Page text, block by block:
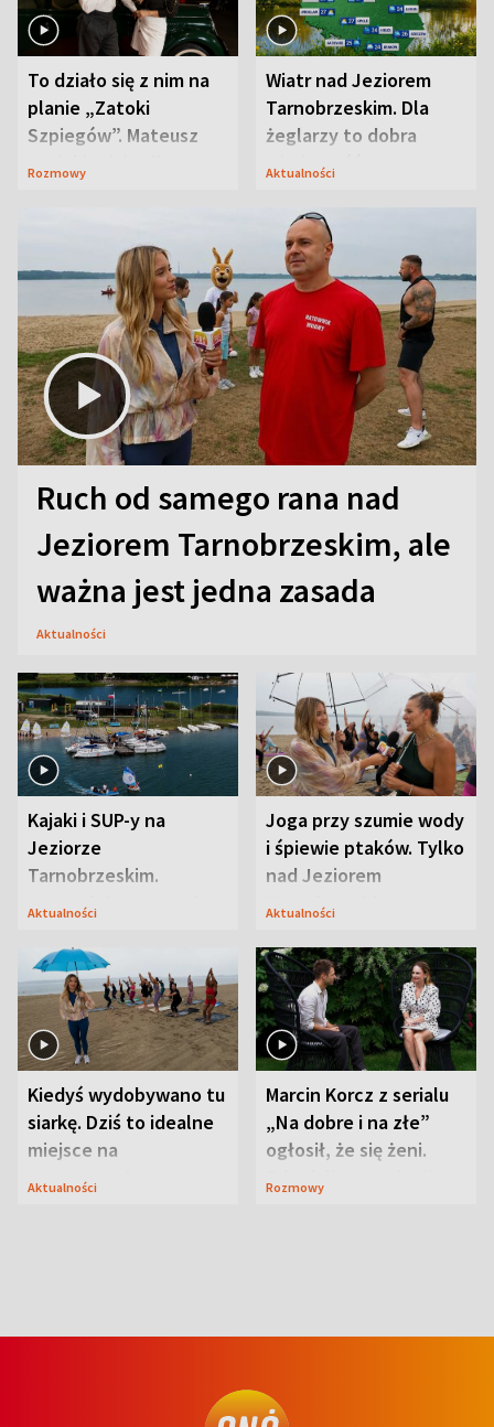
To działo się z nim na
planie „Zatoki
Szpiegów”. Mateusz
Janicki odsłonił
Rozmowy
Wiatr nad Jeziorem
Tarnobrzeskim. Dla
żeglarzy to dobra
wiadomość
Aktualności
Ruch od samego rana nad
Jeziorem Tarnobrzeskim, ale
ważna jest jedna zasada
Aktualności
Kajaki i SUP-y na
Jeziorze
Tarnobrzeskim.
Przyrodnicy zwracają
Aktualności
Joga przy szumie wody
i śpiewie ptaków. Tylko
nad Jeziorem
Tarnobrzeskim
Aktualności
Kiedyś wydobywano tu
siarkę. Dziś to idealne
miejsce na
wypoczynek
Aktualności
Marcin Korcz z serialu
„Na dobre i na złe”
ogłosił, że się żeni.
Zdradził, co zmienił
Rozmowy